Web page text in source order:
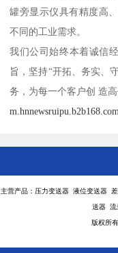
罐旁显示仪具有精度高
不同的工业需求。
我们公司始终本着诚信
旨，坚持“开拓、务实、
务，为每一个客户创 造
m.hnnewsruipu.b2b168.com
主营产品：压力变送器 液位变送器
送器 流
版权所